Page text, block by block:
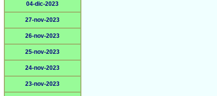
04-dic-2023
27-nov-2023
26-nov-2023
25-nov-2023
24-nov-2023
23-nov-2023